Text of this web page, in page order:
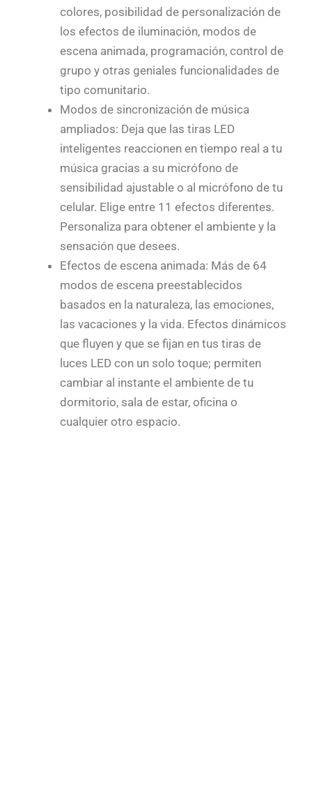
colores, posibilidad de personalización de
los efectos de iluminación, modos de
escena animada, programación, control de
grupo y otras geniales funcionalidades de
tipo comunitario.
Modos de sincronización de música
ampliados: Deja que las tiras LED
inteligentes reaccionen en tiempo real a tu
música gracias a su micrófono de
sensibilidad ajustable o al micrófono de tu
celular. Elige entre 11 efectos diferentes.
Personaliza para obtener el ambiente y la
sensación que desees.
Efectos de escena animada: Más de 64
modos de escena preestablecidos
basados en la naturaleza, las emociones,
las vacaciones y la vida. Efectos dinámicos
que fluyen y que se fijan en tus tiras de
luces LED con un solo toque; permiten
cambiar al instante el ambiente de tu
dormitorio, sala de estar, oficina o
cualquier otro espacio.